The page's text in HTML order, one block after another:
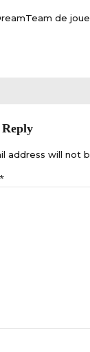
de
address will not
*